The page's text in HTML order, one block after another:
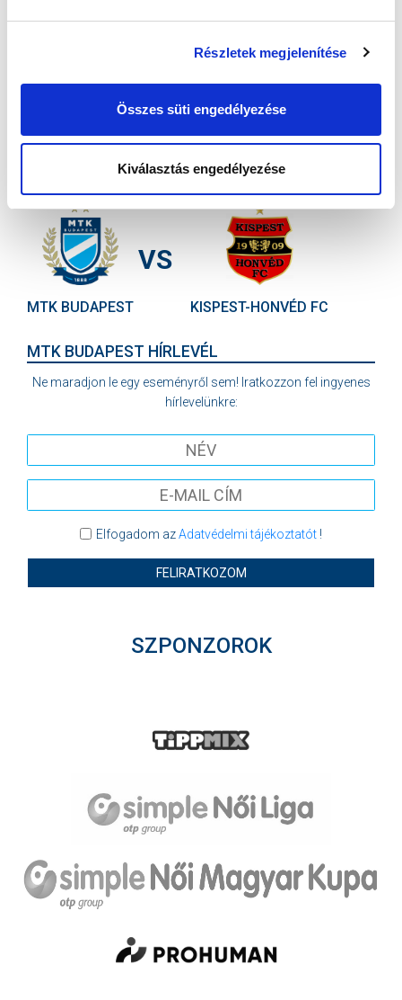
Részletek megjelenítése
Összes süti engedélyezése
Kiválasztás engedélyezése
KÖVETKEZŐ MÉRKŐZÉS
2026-08-08 15:00
SÁNDOR KÁROLY LABDARÚGÓ AKADÉMIA
MTK BUDAPEST
VS
KISPEST-HONVÉD FC
MTK BUDAPEST HÍRLEVÉL
Ne maradjon le egy eseményről sem! Iratkozzon fel ingyenes
hírlevelünkre:
Elfogadom azAdatvédelmi tájékoztatót!
FELIRATKOZOM
SZPONZOROK